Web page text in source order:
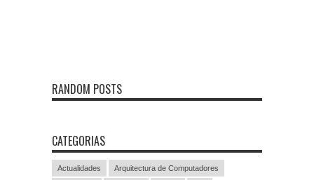
RANDOM POSTS
CATEGORIAS
Actualidades Arquitectura de Computadores